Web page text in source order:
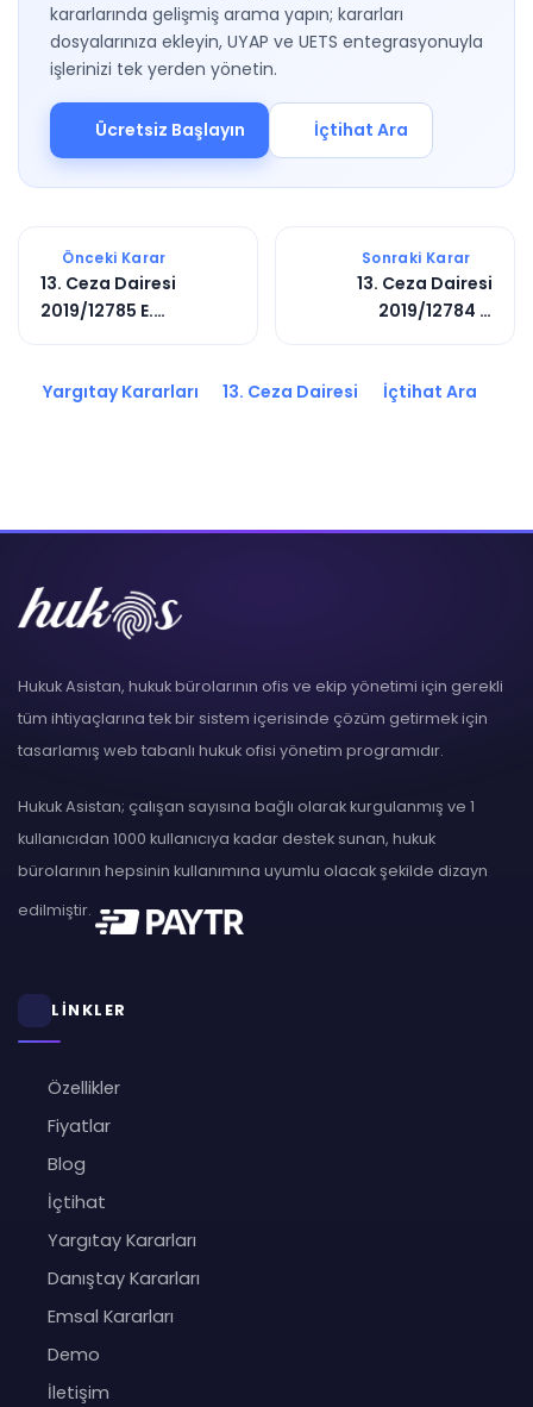
kararlarında gelişmiş arama yapın; kararları
dosyalarınıza ekleyin, UYAP ve UETS entegrasyonuyla
işlerinizi tek yerden yönetin.
Ücretsiz Başlayın İçtihat Ara
Önceki Karar
13. Ceza Dairesi
2019/12785 E.
Sonraki Karar
13. Ceza Dairesi
2019/12784 E.
Yargıtay Kararları 13. Ceza Dairesi İçtihat Ara
Hukuk Asistan, hukuk bürolarının ofis ve ekip yönetimi için gerekli
tüm ihtiyaçlarına tek bir sistem içerisinde çözüm getirmek için
tasarlamış web tabanlı hukuk ofisi yönetim programıdır.
Hukuk Asistan; çalışan sayısına bağlı olarak kurgulanmış ve 1
kullanıcıdan 1000 kullanıcıya kadar destek sunan, hukuk
bürolarının hepsinin kullanımına uyumlu olacak şekilde dizayn
edilmiştir.
LİNKLER
Özellikler
Fiyatlar
Blog
İçtihat
Yargıtay Kararları
Danıştay Kararları
Emsal Kararları
Demo
İletişim